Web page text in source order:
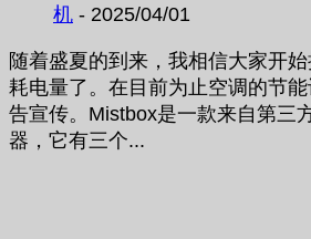
机 - 2025/04/01
随着盛夏的到来，我相信大家开
耗电量了。在目前为止空调的节
告宣传。Mistbox是一款来自第三
器，它有三个...